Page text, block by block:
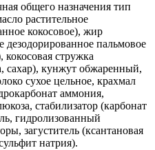
общего назначения тип
растительное
кокосовое), жир
пальмовое
стружка
сахар), кунжут обжаренный,
сухое цельное, крахмал
аммония,
стабилизатор (карбонат
гидролизованный
загуститель (ксантановая
натрия).